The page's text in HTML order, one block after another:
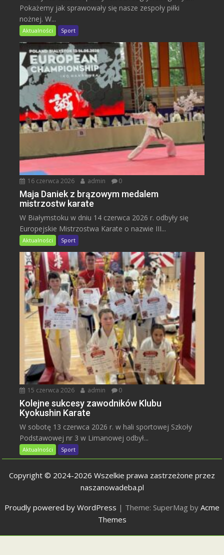
Pokażemy jak sprawowały się nasze zespoły piłki
nożnej. W...
Aktualności Sport
16 czerwca 2026 admin 0
Maja Daniek z brązowym medalem
mistrzostw karate
W Białymstoku w dniu 14 czerwca 2026 r. odbyły się
Europejskie Mistrzostwa Karate o nazwie III...
Aktualności Sport
15 czerwca 2026 admin 0
Kolejne sukcesy zawodników Klubu
Kyokushin Karate
W sobotę 13 czerwca 2026 r. w hali sportowej Szkoły
Podstawowej nr 3 w Limanowej odbył...
Aktualności Sport
Copyright © 2024-2026 Wszelkie prawa zastrzeżone przez
naszanowadeba.pl
Proudly powered by WordPress | Theme: SuperMag by Acme
Themes